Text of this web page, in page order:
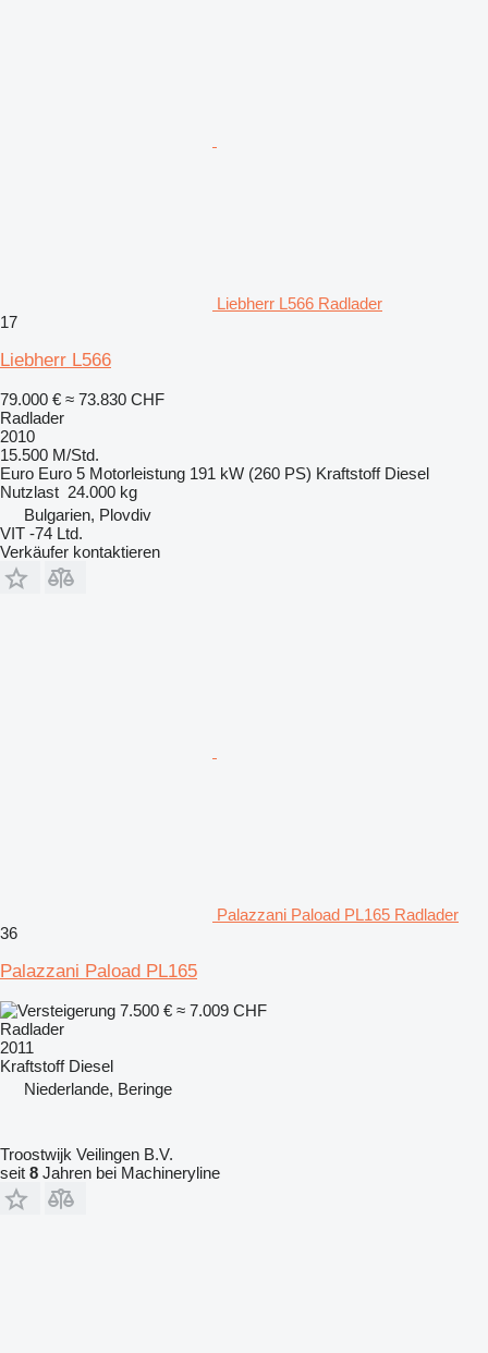
Liebherr L566 Radlader
17
Liebherr L566
79.000 € ≈ 73.830 CHF
Radlader
2010
15.500 M/Std.
Euro Euro 5 Motorleistung 191 kW (260 PS) Kraftstoff Diesel
Nutzlast 24.000 kg
Bulgarien, Plovdiv
VIT -74 Ltd.
Verkäufer kontaktieren
Palazzani Paload PL165 Radlader
36
Palazzani Paload PL165
7.500 € ≈ 7.009 CHF
Radlader
2011
Kraftstoff Diesel
Niederlande, Beringe
Troostwijk Veilingen B.V.
seit 8 Jahren bei Machineryline